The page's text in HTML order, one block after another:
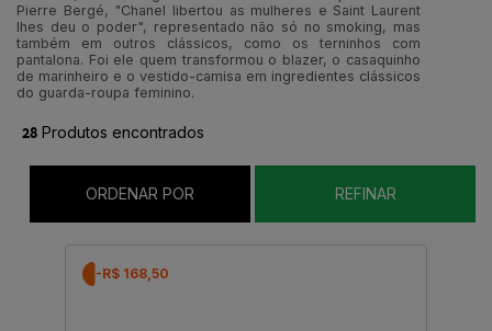
Pierre Bergé, "Chanel libertou as mulheres e Saint Laurent
lhes deu o poder", representado não só no smoking, mas
também em outros clássicos, como os terninhos com
pantalona. Foi ele quem transformou o blazer, o casaquinho
de marinheiro e o vestido-camisa em ingredientes clássicos
do guarda-roupa feminino.
28 Produtos encontrados
ORDENAR POR REFINAR
-R$ 168,50